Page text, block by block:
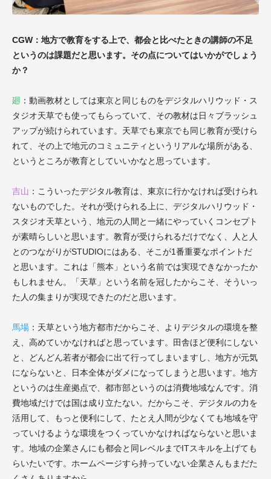
CGW：地方で教育をする上で、都会と比べたときの講師の不足
というのは課題だと思います。その点についてはいかがでしょう
か？
廻 ：動画教材としては東京と同じものをデジタルハリウッド・ス
タジオ天草でも使ってもらっていて、その教材は日々ブラッシュ
アップが続けられています。天草でも東京でも同じ教育が受けら
れて、その上で地元のコミュニティというリアルな場所がある、
というところが教育としていいかなと思っています。
吉山 ：こういったデジタル教育は、東京に行かなければ受けられ
ないものでした。それが受けられる上に、 デジタルハリウッド・
スタジオ天草という、地元の人間と一緒にやっていくコンセプト
が素晴らしいと思います。教育が受けられるだけでなく、人と人
とのつながりがSTUDIOにはある、そこが1番重要なポイントだ
と思います。これは「熊本」という名前では実現できなかったか
もしれません。「天草」という名前を冠したからこそ、そういっ
た人の集まりが実現できたのだと思います。
馬場 ：天草という地方都市だからこそ、よりデジタルの環境を整
え、高めていかなければと思っています。田舎ほど便利にしない
と、どんどん若者が都会に出て行ってしまいますし、地方が元気
にならないと、日本全体がダメになってしまうと思います。地方
というのは生産拠点で、都市部というのは消費地域なんです。消
費地域だけでは国は成り立たない。だからこそ、デジタルの力を
活用して、もっと便利にして、たとえ人間が少なくても地域を守
っていけるような環境をつくっていかなければならないと思いま
す。地域の企業さんにも都会と同レベルまでITスキルを上げても
らいたいです。ホームページすら持っていない企業さんもまだた